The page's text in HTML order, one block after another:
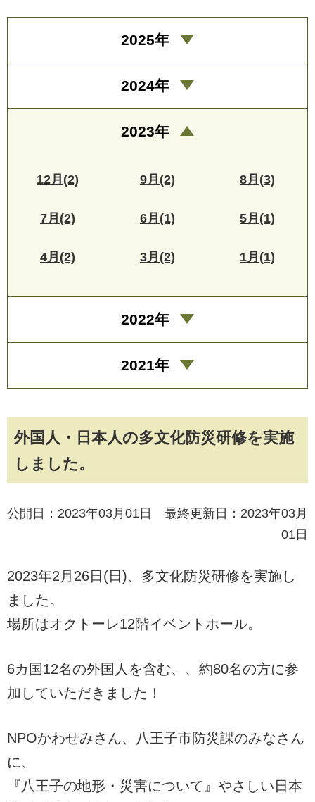
外国人・日本人の多文化防災研修を実施
しました。
公開日：2023年03月01日 最終更新日：2023年03月
01日
2023年2月26日(日)、多文化防災研修を実施し
ました。
場所はオクトーレ12階イベントホール。
6カ国12名の外国人を含む、、約80名の方に参
加していただきました！
NPOかわせみさん、八王子市防災課のみなさん
に、
『八王子の地形・災害について』やさしい日本
2025年
2024年
2023年
12月(2) 9月(2) 8月(3)
7月(2) 6月(1) 5月(1)
4月(2) 3月(2) 1月(1)
2022年
2021年